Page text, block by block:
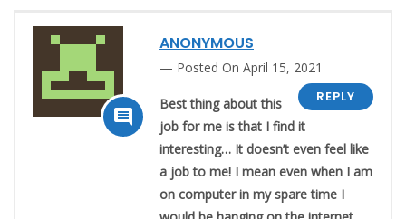

ANONYMOUS
Posted On April 15, 2021
REPLY
Best thing about this
job for me is that I find it
interesting… It doesn’t even feel like
a job to me! I mean even when I am
on computer in my spare time I